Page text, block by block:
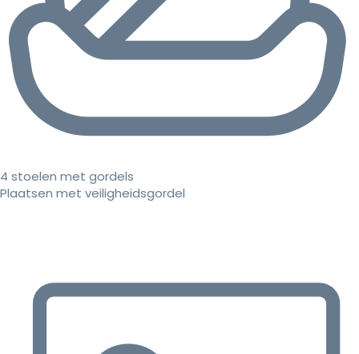
4 stoelen met gordels
Plaatsen met veiligheidsgordel